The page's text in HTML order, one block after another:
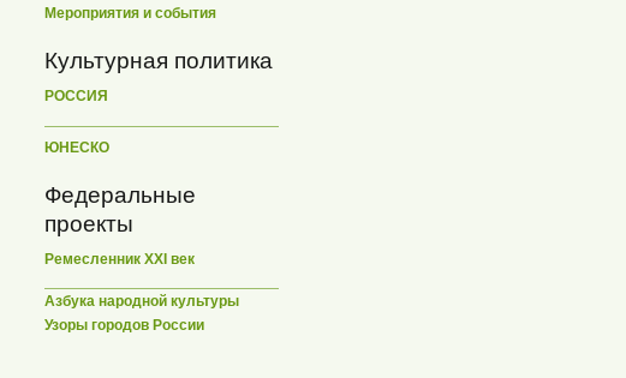
Мероприятия и события
Культурная политика
РОССИЯ
ЮНЕСКО
Федеральные
проекты
Ремесленник XXI век
Азбука народной культуры
Узоры городов России